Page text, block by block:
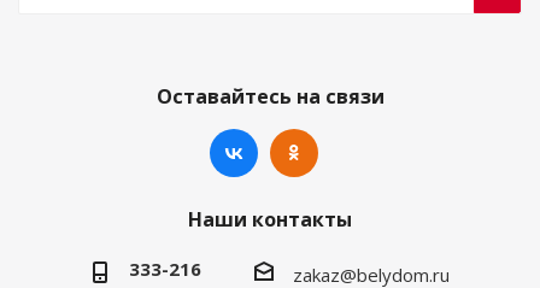
Оставайтесь на связи
Наши контакты
333-216 zakaz@belydom.ru